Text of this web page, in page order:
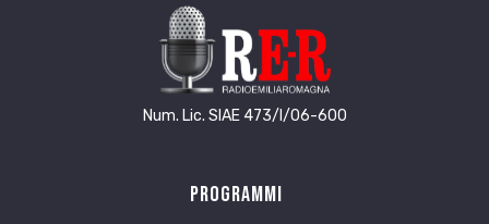
Num. Lic. SIAE 473/I/06-600
Programmi